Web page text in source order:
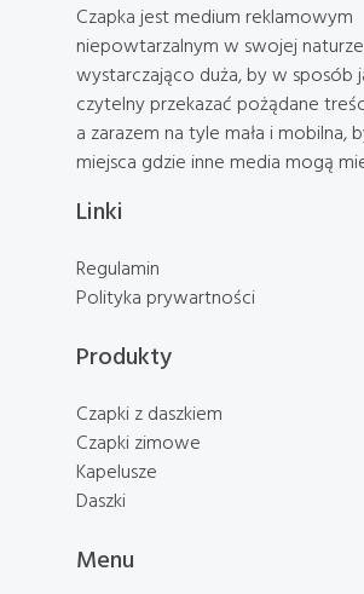
Czapka jest medium reklamowym
niepowtarzalnym w swojej
wystarczająco duża, by w sposób
czytelny przekazać pożądane
a zarazem na tyle mała i mobilna,
miejsca gdzie inne media mogą
Linki
Regulamin
Polityka prywartności
Produkty
Czapki z daszkiem
Czapki zimowe
Kapelusze
Daszki
Menu